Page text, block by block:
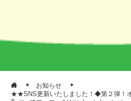
お知らせ
★★SNS更新いたしました！◆第２弾！